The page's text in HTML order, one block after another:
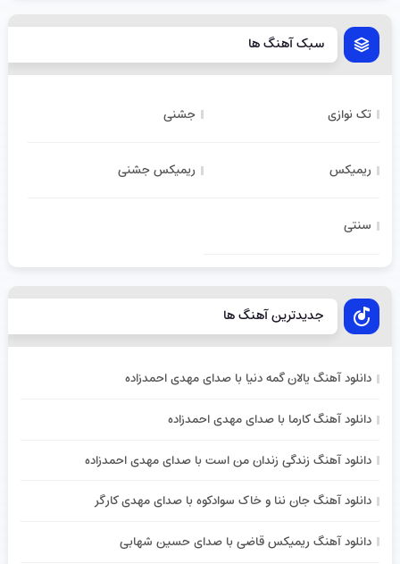
سبک آهنگ ها
تک نوازی جشنی
ریمیکس ریمیکس جشنی
سنتی
جدیدترین آهنگ ها
دانلود آهنگ یالان گمه دنیا با صدای مهدی احمدزاده
دانلود آهنگ کارما با صدای مهدی احمدزاده
دانلود آهنگ زندگی زندان من است با صدای مهدی احمدزاده
دانلود آهنگ جان ننا و خاک سوادکوه با صدای مهدی کارگر
دانلود آهنگ ریمیکس قاضی با صدای حسین شهابی